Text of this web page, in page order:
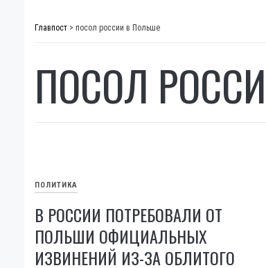
Главпост > посол россии в Польше
ПОСОЛ
ПОЛИТИКА
В РОССИИ ПОТРЕБОВАЛИ ОТ
ПОЛЬШИ ОФИЦИАЛЬНЫХ
ИЗВИНЕНИЙ ИЗ-ЗА ОБЛИТОГО